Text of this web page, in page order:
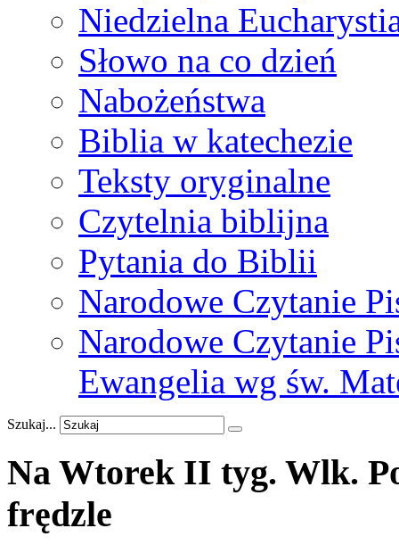
Niedzielna
Słowo na co dzień
Nabożeństwa
Biblia w katechezie
Teksty oryginalne
Czytelnia biblijna
Pytania do Biblii
Narodowe Czytanie
Narodowe Czytanie
Ewangelia wg św.
Szukaj...
Na Wtorek II tyg. Wlk.
frędzle